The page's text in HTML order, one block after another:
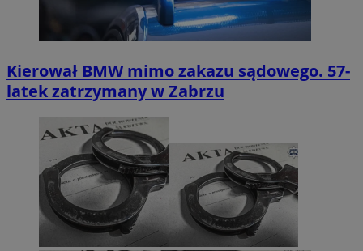
Kierował BMW mimo zakazu sądowego. 57-
latek zatrzymany w Zabrzu